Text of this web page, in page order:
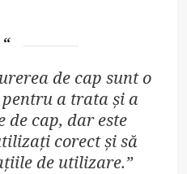
de cap sunt o
a trata și a
cap, dar este
corect și să
de utilizare.”